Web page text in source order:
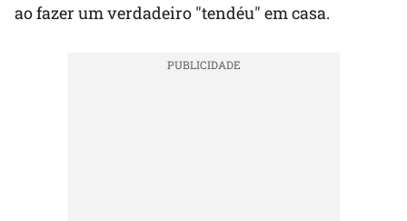
ao fazer um verdadeiro "tendéu" em casa.